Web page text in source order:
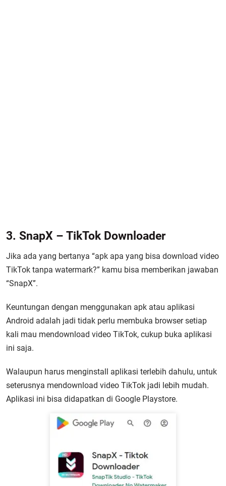
3. SnapX – TikTok Downloader
Jika ada yang bertanya “apk apa yang bisa download video
TikTok tanpa watermark?” kamu bisa memberikan jawaban
“SnapX”.
Keuntungan dengan menggunakan apk atau aplikasi
Android adalah jadi tidak perlu membuka browser setiap
kali mau mendownload video TikTok, cukup buka aplikasi
ini saja.
Walaupun harus menginstall aplikasi terlebih dahulu, untuk
seterusnya mendownload video TikTok jadi lebih mudah.
Aplikasi ini bisa didapatkan di Google Playstore.